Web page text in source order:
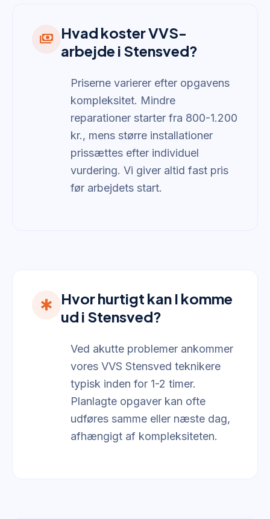
payments Hvad koster VVS-
arbejde i Stensved?
Priserne varierer efter opgavens
kompleksitet. Mindre
reparationer starter fra 800-1.200
kr., mens større installationer
prissættes efter individuel
vurdering. Vi giver altid fast pris
før arbejdets start.
emergency
Hvor hurtigt kan I komme
ud i Stensved?
Ved akutte problemer ankommer
vores VVS Stensved teknikere
typisk inden for 1-2 timer.
Planlagte opgaver kan ofte
udføres samme eller næste dag,
afhængigt af kompleksiteten.